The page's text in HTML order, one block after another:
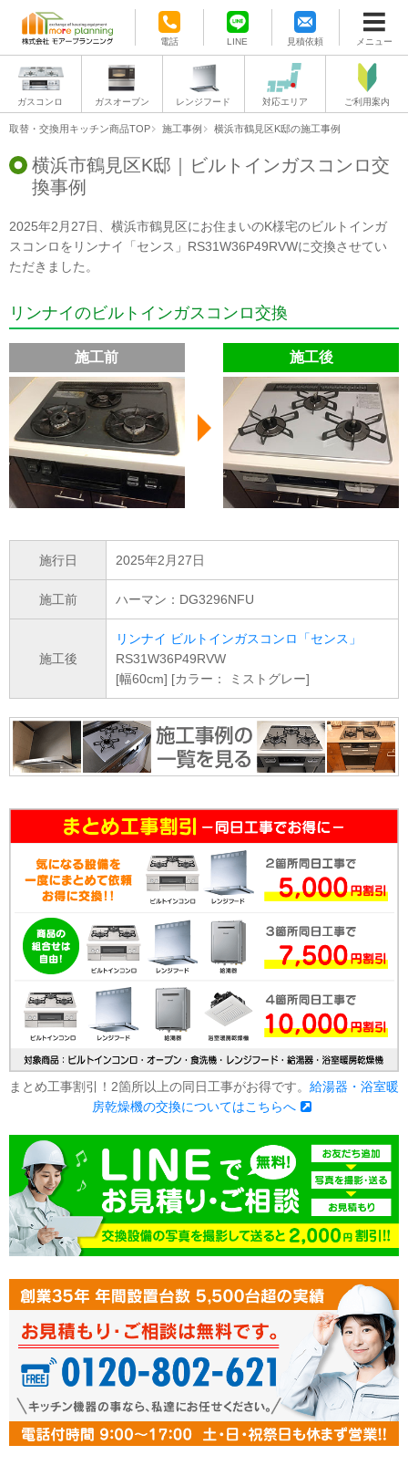
電話 LINE 見積依頼 メニュー
ガスコンロ ガスオーブン レンジフード 対応エリア ご利用案内
取替・交換用キッチン商品TOP 施工事例 横浜市鶴見区K邸の施工事例
横浜市鶴見区K邸｜ビルトインガスコンロ交
換事例
2025年2月27日、横浜市鶴見区にお住まいのK様宅のビルトインガ
スコンロをリンナイ「センス」RS31W36P49RVWに交換させてい
ただきました。
リンナイのビルトインガスコンロ交換
施工前 施工後
施行日 2025年2月27日
施工前 ハーマン：DG3296NFU
施工後
リンナイ ビルトインガスコンロ「センス」
RS31W36P49RVW
[幅60cm] [カラー： ミストグレー]
まとめ工事割引！2箇所以上の同日工事がお得です。 給湯器・浴室暖
房乾燥機の交換についてはこちらへ